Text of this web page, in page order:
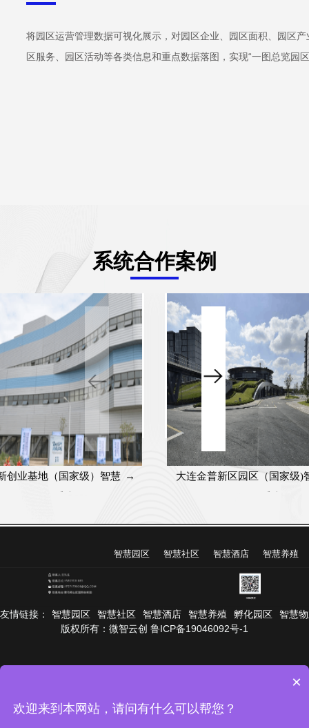
将园区运营管理数据可视化展示，对园区企业、园区面积、园区
区服务、园区活动等各类信息和重点数据落图，实现“一图总览园
系统合作案例
创业基地（国家级）智慧 →
大连金普新区园区（国家级)
智慧园区 智慧社区 智慧酒店 智慧养殖
友情链接： 智慧园区 智慧社区 智慧酒店 智慧养殖 孵化园区
智慧
版权所有：微智云创 鲁ICP备19046092号-1
×
欢迎来到本网站，请问有什么可以帮您？